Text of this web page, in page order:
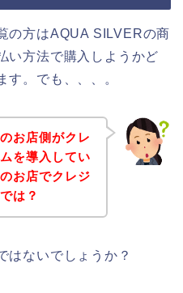
の方はAQUA SILVERの商
い方法で購入しようかど
す。でも、、、。
お店側がクレ
を導入してい
お店でクレジ
は？
はないでしょうか？